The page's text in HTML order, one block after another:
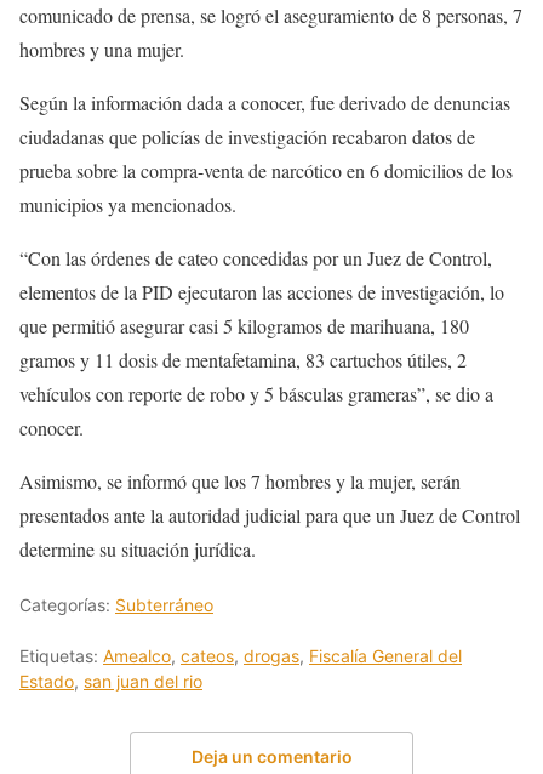
comunicado de prensa, se logró el aseguramiento de 8 personas, 7
hombres y una mujer.
Según la información dada a conocer, fue derivado de denuncias
ciudadanas que policías de investigación recabaron datos de
prueba sobre la compra-venta de narcótico en 6 domicilios de los
municipios ya mencionados.
“Con las órdenes de cateo concedidas por un Juez de Control,
elementos de la PID ejecutaron las acciones de investigación, lo
que permitió asegurar casi 5 kilogramos de marihuana, 180
gramos y 11 dosis de mentafetamina, 83 cartuchos útiles, 2
vehículos con reporte de robo y 5 básculas grameras”, se dio a
conocer.
Asimismo, se informó que los 7 hombres y la mujer, serán
presentados ante la autoridad judicial para que un Juez de Control
determine su situación jurídica.
Categorías: Subterráneo
Etiquetas: Amealco, cateos, drogas, Fiscalía General del
Estado, san juan del rio
Deja un comentario